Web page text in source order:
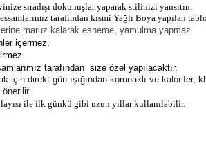
sıradışı dokunuşlar yaparak stilinizi yansıtın.
tarafından kısmi Yağlı Boya yapılan
maruz kalarak esneme, yamulma yapmaz.
içermez.
tarafından size özel yapılacaktır.
direkt gün ışığından korunaklı ve kalorifer,
ile ilk günkü gibi uzun yıllar kullanılabilir.